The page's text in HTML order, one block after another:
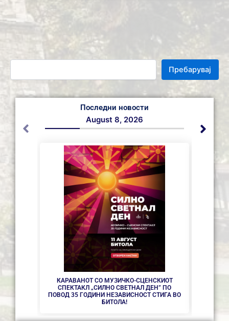
Пребарувај
Последни новости
КАРАВАНОТ СО МУЗИЧКО-СЦЕНСКИОТ
СПЕКТАКЛ „СИЛНО СВЕТНАЛ ДЕН” ПО
ПОВОД 35 ГОДИНИ НЕЗАВИСНОСТ СТИГА ВО
БИТОЛА!
August 8, 2026